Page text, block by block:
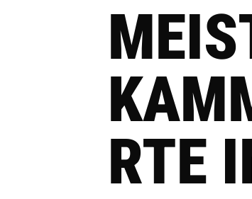
RTE